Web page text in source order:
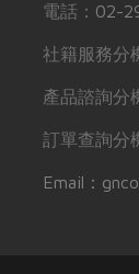
電話： 02-
社籍服務分
產品諮詢分
訂單查詢分
Email：